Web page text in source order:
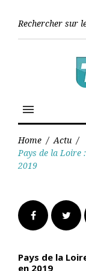
menu
Home / Actu /
Pays de la Loire
2019
Facebook
Pays de la
en 2019